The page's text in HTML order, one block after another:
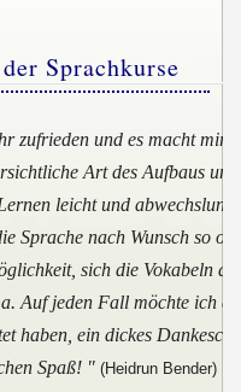
Sprachkurse
zufrieden und es macht mir
Art des Aufbaus
leicht und
Sprache nach Wunsch so oft
sich die Vokabeln auf
Auf jeden Fall möchte ich
haben, ein dickes
Spaß! "(Heidrun Bender)